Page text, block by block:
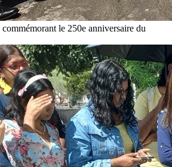
le 250e anniversaire du